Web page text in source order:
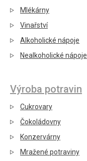
Mlékárny
Vinařství
Alkoholické nápoje
Nealkoholické nápoje
Výroba potravin
Cukrovary
Čokoládovny
Konzervárny
Mražené potraviny